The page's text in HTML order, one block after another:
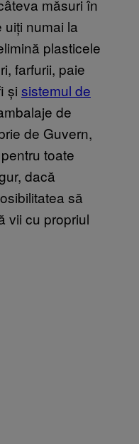
măsuri în
numai la
plasticele
farfurii, paie
și sistemul de
de
de Guvern,
toate
dacă
să
vii cu propriul